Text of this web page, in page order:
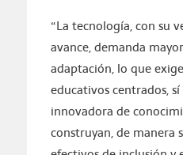
“La tecnología, con su
avance, demanda
adaptación, lo que
educativos centrados,
innovadora de
construyan, de manera